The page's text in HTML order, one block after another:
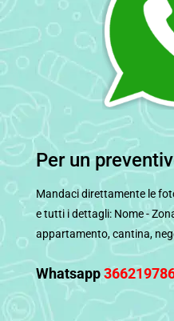
Per un
Mandaci direttamente le
e tutti i dettagli: Nome -
appartamento, cantina,
Whatsapp